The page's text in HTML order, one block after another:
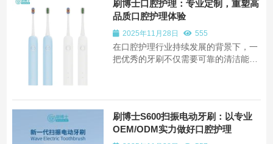
2点，刷博士组织全体员工开展消防演
练活动，刘总亲自带队参与，全程指导
演练工作。 演练正式开始前，安全员首
先为大家...
刷博士口腔护理：专业定制，重塑高
品质口腔护理体验
2025年11月28日 555
在口腔护理行业持续发展的背景下，一
把优秀的牙刷不仅需要可靠的清洁能
力，致力于通过创新产品与专业服务，
为行业树立高标准...
刷博士S600扫振电动牙刷：以专业
OEM/ODM实力做好口腔护理